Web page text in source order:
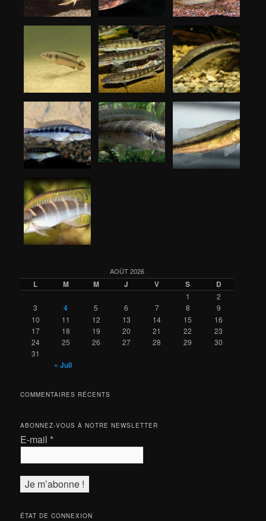
AOÛT 2026
L M M J V S D
1
2
3
4 5 6 7 8
9
10
11 12 13 14 15
16
17
18 19 20 21 22
23
24
25 26 27 28 29
30
31
« Juil
COMMENTAIRES RÉCENTS
ABONNEZ-VOUS À NOTRE NEWSLETTER
E-mail *
ÉTAT DE CONNEXION